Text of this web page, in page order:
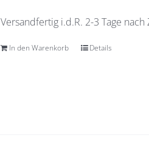
Versandfertig i.d.R. 2-3 Tage nach
In den Warenkorb Details